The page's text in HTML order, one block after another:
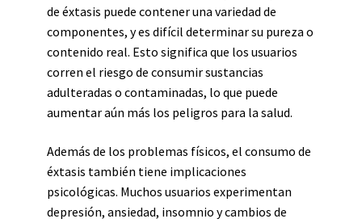
de éxtasis puede contener una variedad de
componentes, y es difícil determinar su pureza o
contenido real. Esto significa que los usuarios
corren el riesgo de consumir sustancias
adulteradas o contaminadas, lo que puede
aumentar aún más los peligros para la salud.
Además de los problemas físicos, el consumo de
éxtasis también tiene implicaciones
psicológicas. Muchos usuarios experimentan
depresión, ansiedad, insomnio y cambios de